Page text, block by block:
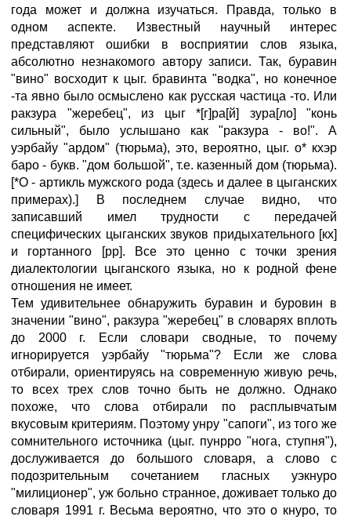
года может и должна изучаться. Правда, только в
одном аспекте. Известный научный интерес
представляют ошибки в восприятии слов языка,
абсолютно незнакомого автору записи. Так, буравин
"вино" восходит к цыг. бравинта "водка", но конечное
-та явно было осмыслено как русская частица -то. Или
ракзура "жеребец", из цыг *[г]ра[й] зура[ло] "конь
сильный", было услышано как "ракзура - во!". А
уэрбайу "ардом" (тюрьма), это, вероятно, цыг. о* кхэр
баро - букв. "дом большой", т.е. казенный дом (тюрьма).
[*О - артикль мужского рода (здесь и далее в цыганских
примерах).] В последнем случае видно, что
записавший имел трудности с передачей
специфических цыганских звуков придыхательного [кх]
и гортанного [рр]. Все это ценно с точки зрения
диалектологии цыганского языка, но к родной фене
отношения не имеет.
Тем удивительнее обнаружить буравин и буровин в
значении "вино", ракзура "жеребец" в словарях вплоть
до 2000 г. Если словари сводные, то почему
игнорируется уэрбайу "тюрьма"? Если же слова
отбирали, ориентируясь на современную живую речь,
то всех трех слов точно быть не должно. Однако
похоже, что слова отбирали по расплывчатым
вкусовым критериям. Поэтому унру "сапоги", из того же
сомнительного источника (цыг. пунрро "нога, ступня"),
дослуживается до большого словаря, а слово с
подозрительным сочетанием гласных уэкнуро
"милиционер", уж больно странное, доживает только до
словаря 1991 г. Весьма вероятно, что это о кнуро, то